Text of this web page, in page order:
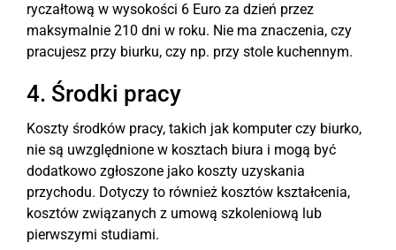
ryczałtową w wysokości 6 Euro za dzień przez
maksymalnie 210 dni w roku. Nie ma znaczenia, czy
pracujesz przy biurku, czy np. przy stole kuchennym.
4. Środki pracy
Koszty środków pracy, takich jak komputer czy biurko,
nie są uwzględnione w kosztach biura i mogą być
dodatkowo zgłoszone jako koszty uzyskania
przychodu. Dotyczy to również kosztów kształcenia,
kosztów związanych z umową szkoleniową lub
pierwszymi studiami.